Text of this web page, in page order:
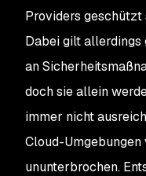
Providers geschützt
Dabei gilt
an
doch sie allein
immer nicht
Cloud-
ununterbrochen.